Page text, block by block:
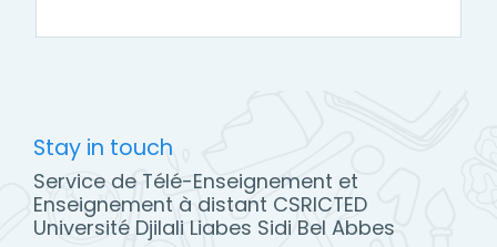
Stay in touch
Service de Télé-Enseignement et
Enseignement à distant CSRICTED
Université Djilali Liabes Sidi Bel Abbes